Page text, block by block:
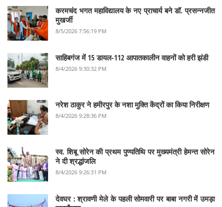
करमचंद भगत महाविद्यालय के नए प्राचार्य बने डॉ. प्रसन्नजीत
मुखर्जी
8/5/2026 7:56:19 PM
साहिबगंज में 15 डायल-112 आपातकालीन वाहनों को हरी झंडी
8/4/2026 9:30:32 PM
नरेश ठाकुर ने हमीरपुर के नशा मुक्ति केंद्रों का किया निरीक्षण
8/4/2026 9:28:36 PM
स्व. शिबू सोरेन की प्रथम पुण्यतिथि पर मुख्यमंत्री हेमन्त सोरेन
ने दी श्रद्धांजलि
8/4/2026 9:26:31 PM
देवघर :‌ श्रावणी मेले के पहली सोमवारी पर बाबा नगरी में उमड़ा